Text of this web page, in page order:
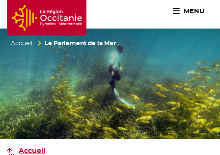
Accueil Région Occitanie / Pyrénées-Méditerranée
MENU
Accueil Le Parlement de la Mer
Accueil